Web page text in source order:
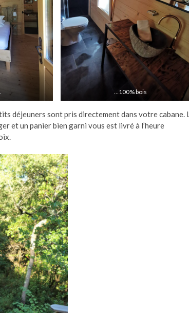
…100% bois
déjeuners sont pris directement dans votre cabane.
et un panier bien garni vous est livré à l’heure